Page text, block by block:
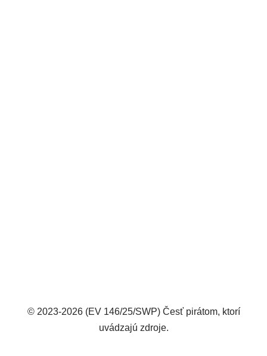
© 2023-2026 (EV 146/25/SWP) Česť pirátom, ktorí
uvádzajú zdroje.